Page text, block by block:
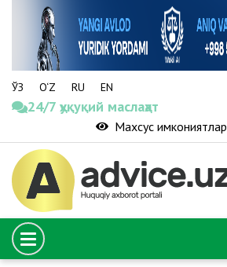
ЎЗ O‘Z RU EN
24/7 ҳуқуқий маслаҳат
Махсус имкониятлар